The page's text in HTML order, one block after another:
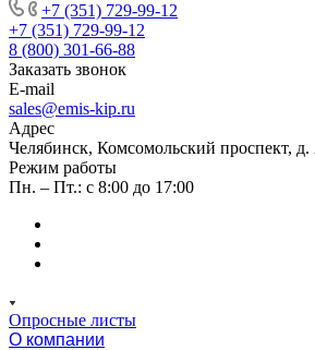
+7 (351) 729-99-12
+7 (351) 729-99-12
8 (800) 301-66-88
Заказать звонок
E-mail
sales@emis-kip.ru
Адрес
Челябинск, Комсомольский проспект, д.
Режим работы
Пн. – Пт.: с 8:00 до 17:00
Опросные листы
О компании